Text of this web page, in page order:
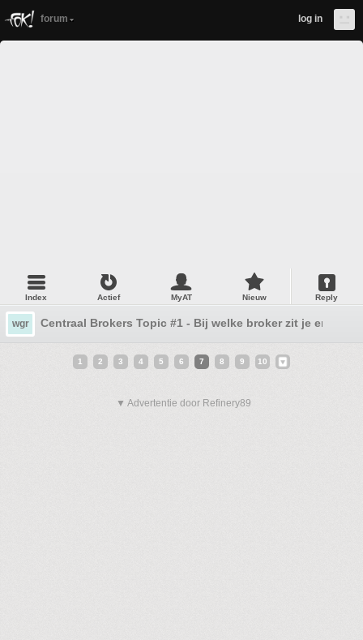
forum log in
Index Actief MyAT Nieuw Reply
wgr Centraal Brokers Topic #1 - Bij welke broker zit je en
1 2 3 4 5 6 7 8 9 10
▼ Advertentie door Refinery89